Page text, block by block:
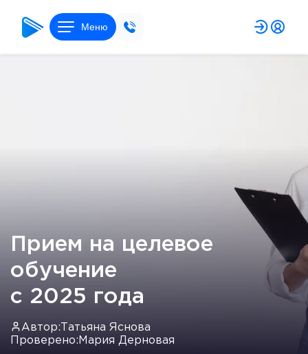
Меню
Прием на целевое
обучение
с 2025 года
Автор: Татьяна Яснова
Проверено: Мария Дерновая